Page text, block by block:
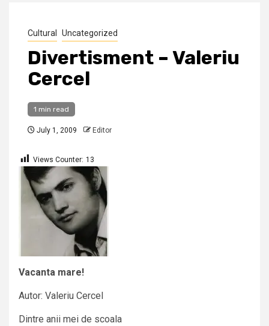
Cultural Uncategorized
Divertisment – Valeriu
Cercel
1 min read
July 1, 2009 Editor
Views Counter: 13
Vacanta mare!
Autor: Valeriu Cercel
Dintre anii mei de scoala